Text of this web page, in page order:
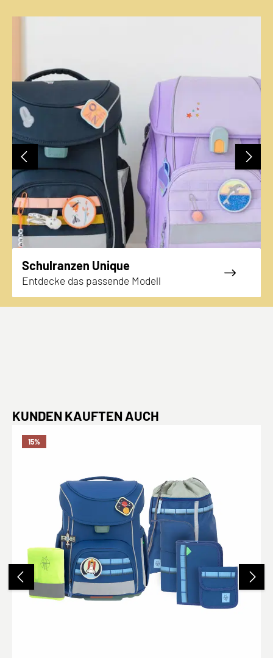
Schulranzen Unique
Entdecke das passende Modell
Produktgalerie überspringen
KUNDEN KAUFTEN AUCH
15%